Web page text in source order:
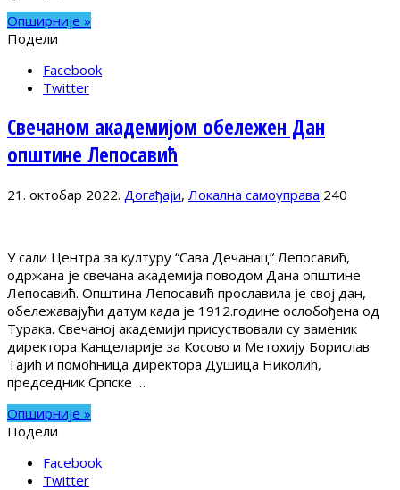
Опширније »
Подели
Facebook
Twitter
Свечаном академијом обележен Дан
општине Лепосавић
21. октобар 2022. Догађаји, Локална самоуправа 240
У сали Центра за културу “Сава Дечанац“ Лепосавић,
одржана је свечана академија поводом Дана општине
Лепосавић. Општина Лепосавић прославила је свој дан,
обележавајући датум када је 1912.године ослобођена од
Турака. Свечаној академији присуствовали су заменик
директора Канцеларије за Косово и Метохију Борислав
Тајић и помоћница директора Душица Николић,
председник Српске …
Опширније »
Подели
Facebook
Twitter